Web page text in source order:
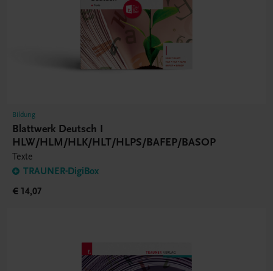
Bildung
Blattwerk Deutsch I
HLW/HLM/HLK/HLT/HLPS/BAFEP/BASOP
Texte
TRAUNER-DigiBox
€ 14,07